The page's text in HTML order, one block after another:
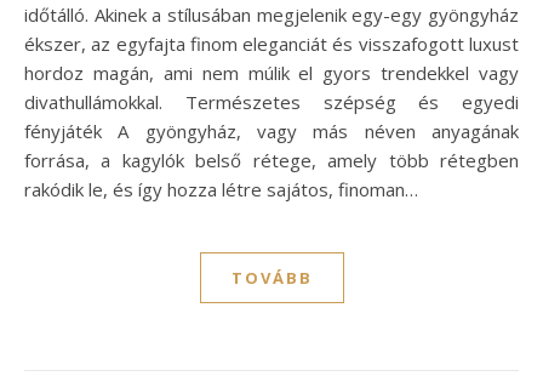
időtálló. Akinek a stílusában megjelenik egy-egy gyöngyház
ékszer, az egyfajta finom eleganciát és visszafogott luxust
hordoz magán, ami nem múlik el gyors trendekkel vagy
divathullámokkal. Természetes szépség és egyedi
fényjáték A gyöngyház, vagy más néven anyagának
forrása, a kagylók belső rétege, amely több rétegben
rakódik le, és így hozza létre sajátos, finoman…
TOVÁBB